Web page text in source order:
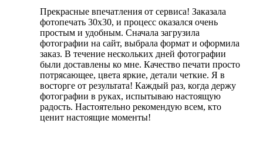
Прекрасные впечатления от сервиса! Заказала
фотопечать 30х30, и процесс оказался очень
простым и удобным. Сначала загрузила
фотографии на сайт, выбрала формат и оформила
заказ. В течение нескольких дней фотографии
были доставлены ко мне. Качество печати просто
потрясающее, цвета яркие, детали четкие. Я в
восторге от результата! Каждый раз, когда держу
фотографии в руках, испытываю настоящую
радость. Настоятельно рекомендую всем, кто
ценит настоящие моменты!